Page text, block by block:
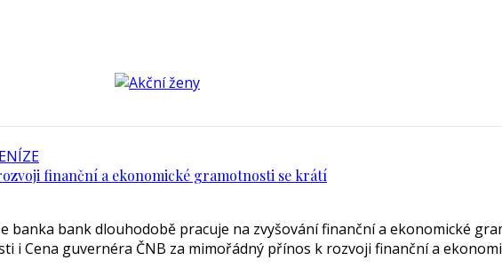
finanční a ekonomické gramotnosti se krátí
bank dlouhodobě pracuje na zvyšování finanční a ekonomické
i Cena guvernéra ČNB za mimořádný přínos k rozvoji finanční a